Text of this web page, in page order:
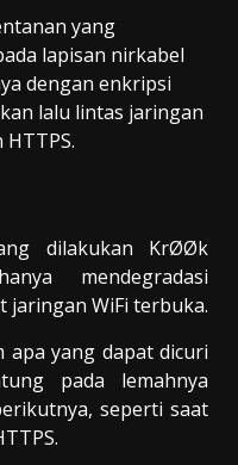
yang
lapisan nirkabel
dengan enkripsi
lalu lintas jaringan
dilakukan KrØØk
mendegradasi
jaringan WiFi terbuka.
apa yang dapat dicuri
pada lemahnya
seperti saat